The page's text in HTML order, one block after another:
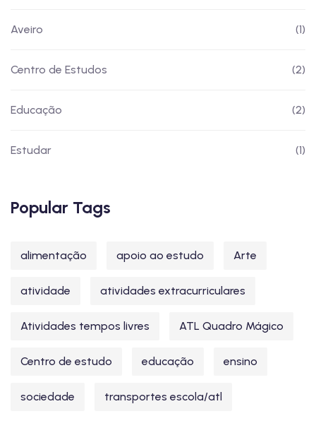
Aveiro (1)
Centro de Estudos (2)
Educação (2)
Estudar (1)
Popular Tags
alimentação apoio ao estudo Arte
atividade atividades extracurriculares
Atividades tempos livres ATL Quadro Mágico
Centro de estudo educação ensino
sociedade transportes escola/atl